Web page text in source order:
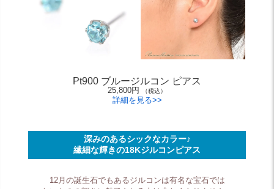
Pt900 ブルージルコン ピアス
25,800円 （税込）
詳細を見る>>
深みのあるシックなカラー♪
繊細な輝きの18Kジルコンピアス
12月の誕生石でもあるジルコンは有名な宝石では